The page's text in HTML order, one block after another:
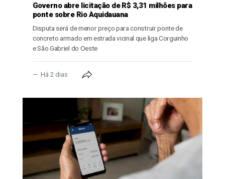
Governo abre licitação de R$ 3,31 milhões para
ponte sobre Rio Aquidauana
Disputa será de menor preço para construir ponte de
concreto armado em estrada vicinal que liga Corguinho
e São Gabriel do Oeste
Há 2 dias